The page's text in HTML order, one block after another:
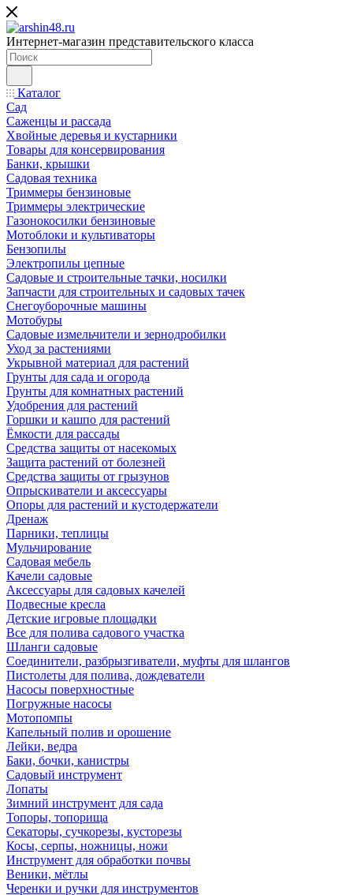
Интернет-магазин представительского класса
Каталог
Сад
Саженцы и рассада
Хвойные деревья и кустарники
Товары для консервирования
Банки, крышки
Садовая техника
Триммеры бензиновые
Триммеры электрические
Газонокосилки бензиновые
Мотоблоки и культиваторы
Бензопилы
Электропилы цепные
Садовые и строительные тачки, носилки
Запчасти для строительных и садовых тачек
Снегоуборочные машины
Мотобуры
Садовые измельчители и зернодробилки
Уход за растениями
Укрывной материал для растений
Грунты для сада и огорода
Грунты для комнатных растений
Удобрения для растений
Горшки и кашпо для растений
Ёмкости для рассады
Средства защиты от насекомых
Защита растений от болезней
Средства защиты от грызунов
Опрыскиватели и аксессуары
Опоры для растений и кустодержатели
Дренаж
Парники, теплицы
Мульчирование
Садовая мебель
Качели садовые
Аксессуары для садовых качелей
Подвесные кресла
Детские игровые площадки
Все для полива садового участка
Шланги садовые
Соединители, разбрызгиватели, муфты для шлангов
Пистолеты для полива, дождеватели
Насосы поверхностные
Погружные насосы
Мотопомпы
Капельный полив и орошение
Лейки, ведра
Баки, бочки, канистры
Садовый инструмент
Лопаты
Зимний инструмент для сада
Топоры, топорища
Секаторы, сучкорезы, кусторезы
Косы, серпы, ножницы, ножи
Инструмент для обработки почвы
Веники, мётлы
Черенки и ручки для инструментов